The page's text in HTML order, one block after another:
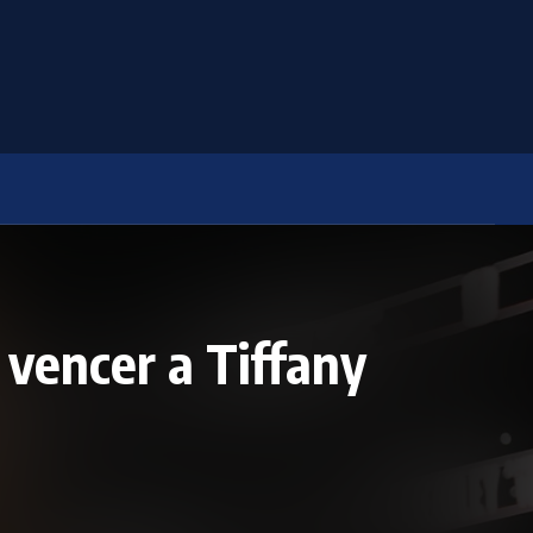
vencer a Tiffany